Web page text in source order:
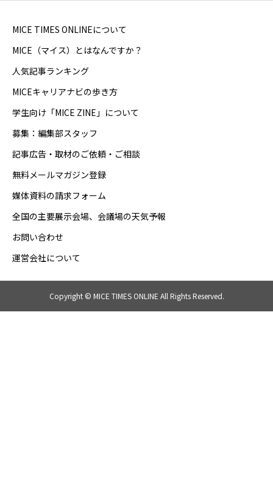
MICE TIMES ONLINEについて
MICE（マイス）とはなんですか？
人気記事ランキング
MICEキャリアナビの歩き方
学生向け「MICE ZINE」について
募集：編集部スタッフ
記事広告・取材のご依頼・ご相談
無料メールマガジン登録
媒体資料の請求フォーム
全国の主要展示会場、会議場の天気予報
お問い合わせ
運営会社について
Copyright © MICE TIMES ONLINE All Rights Reserved.